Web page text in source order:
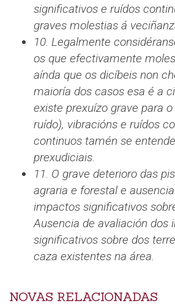
significativos e ruídos
graves molestias á
10. Legalmente
os que efectivamente
aínda que os dicíbeis non
maioría dos casos esa é a
existe prexuízo grave para
ruído), vibracións e ruídos
continuos tamén se
prexudiciais.
11. O grave deterioro das
agraria e forestal e
impactos significativos
Ausencia de avaliación dos
significativos sobre dos
caza existentes na área.
NOVAS RELACIONADAS